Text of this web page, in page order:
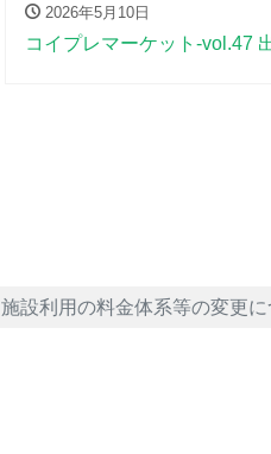
2026年5月10日
コイプレマーケット-vol.47
施設利用の料金体系等の変更に